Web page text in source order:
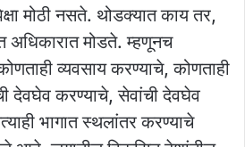
मोठी नसते. थोडक्यात काय तर,
अधिकारात मोडते. म्हणूनच
व्यवसाय करण्याचे, कोणताही
देवघेव करण्याचे, सेवांची देवघेव
भागात स्थलांतर करण्याचे